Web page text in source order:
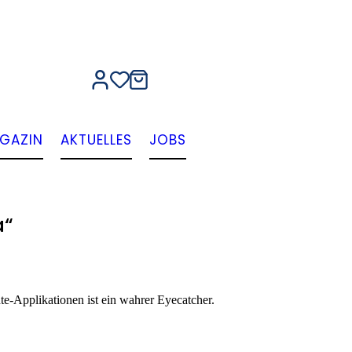
AKTUELLES JOBS
Applikationen ist ein wahrer Eyecatcher.